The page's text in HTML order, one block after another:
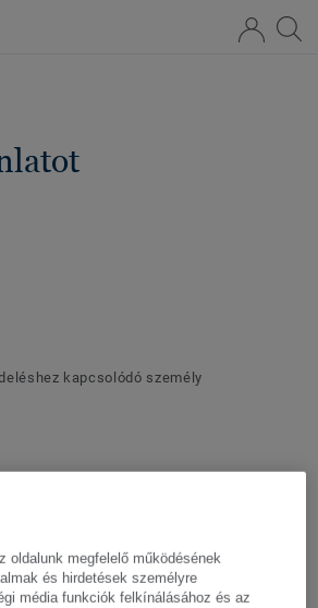
kapcsolódó személy
oldalunk megfelelő működésének
és hirdetések személyre
média funkciók felkínálásához és az